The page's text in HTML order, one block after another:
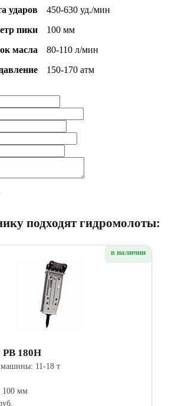
ударов
450-630 уд./мин
пики
100 мм
масла
80-110 л/мин
150-170 атм
подходят гидромолоты:
в наличии
180H
машины: 11-18 т
100 мм